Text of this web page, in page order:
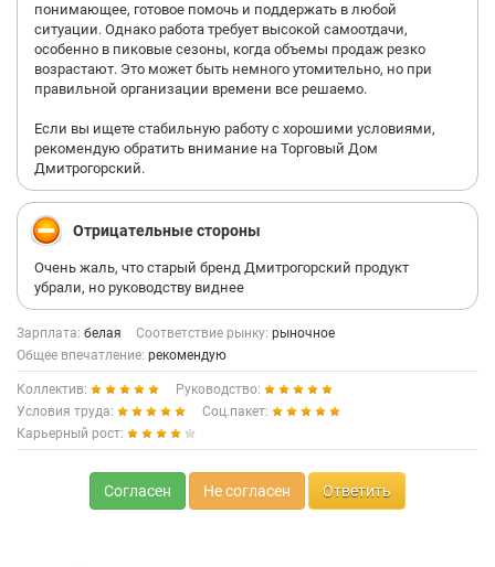
понимающее, готовое помочь и поддержать в любой
ситуации. Однако работа требует высокой самоотдачи,
особенно в пиковые сезоны, когда объемы продаж резко
возрастают. Это может быть немного утомительно, но при
правильной организации времени все решаемо.
Если вы ищете стабильную работу с хорошими условиями,
рекомендую обратить внимание на Торговый Дом
Дмитрогорский.
Отрицательные стороны
Очень жаль, что старый бренд Дмитрогорский продукт
убрали, но руководству виднее
Зарплата: белая Соответствие рынку: рыночное
Общее впечатление: рекомендую
Коллектив:
Руководство:
Условия труда:
Соц.пакет:
Карьерный рост:
Согласен Не согласен Ответить